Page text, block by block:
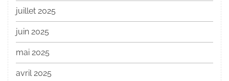
juillet 2025
juin 2025
mai 2025
avril 2025